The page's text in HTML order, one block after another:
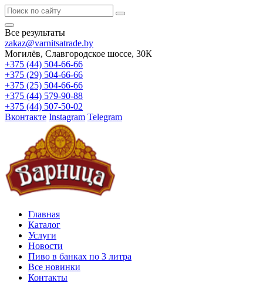
Все результаты
zakaz@varnitsatrade.by
Могилёв, Славгородское шоссе, 30К
+375 (44) 504-66-66
+375 (29) 504-66-66
+375 (25) 504-66-66
+375 (44) 579-90-88
+375 (44) 507-50-02
Вконтакте Instagram Telegram
Главная
Каталог
Услуги
Новости
Пиво в банках по 3 литра
Все новинки
Контакты